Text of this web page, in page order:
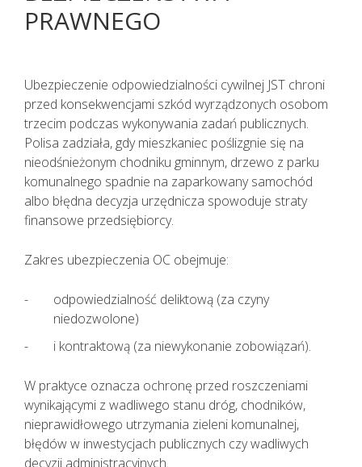
PRAWNEGO
Ubezpieczenie odpowiedzialności cywilnej JST chroni
przed konsekwencjami szkód wyrządzonych osobom
trzecim podczas wykonywania zadań publicznych.
Polisa zadziała, gdy mieszkaniec poślizgnie się na
nieodśnieżonym chodniku gminnym, drzewo z parku
komunalnego spadnie na zaparkowany samochód
albo błędna decyzja urzędnicza spowoduje straty
finansowe przedsiębiorcy.
Zakres ubezpieczenia OC obejmuje:
odpowiedzialność deliktową (za czyny
niedozwolone)
i kontraktową (za niewykonanie zobowiązań).
W praktyce oznacza ochronę przed roszczeniami
wynikającymi z wadliwego stanu dróg, chodników,
nieprawidłowego utrzymania zieleni komunalnej,
błędów w inwestycjach publicznych czy wadliwych
decyzji administracyjnych.